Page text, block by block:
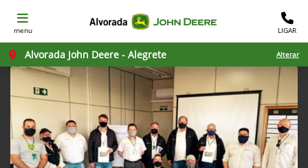
menu LIGAR
Alvorada John Deere - Alegrete Alterar